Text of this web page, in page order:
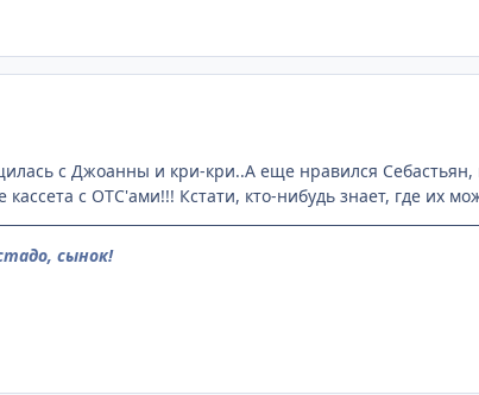
с Джоанны и кри-кри..А еще нравился
с ОТС'ами!!! Кстати, кто-нибудь знает, где их
сынок!